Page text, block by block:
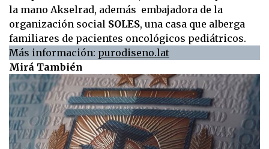
la mano Akselrad, además embajadora de la
organización social SOLES, una casa que alberga
familiares de pacientes oncológicos pediátricos.
Más información: purodiseno.lat
Mirá También